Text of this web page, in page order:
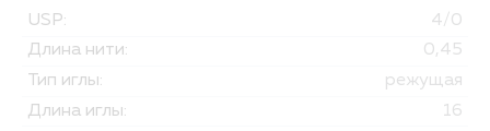
USP:
4/0
Длина нити:
0,45
Тип иглы:
режущая
Длина иглы:
16